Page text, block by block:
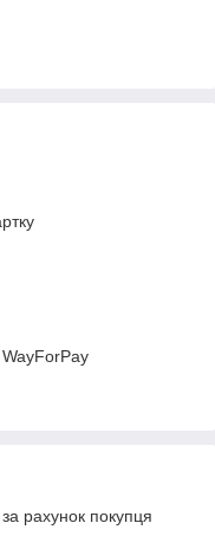
рахунок покупця